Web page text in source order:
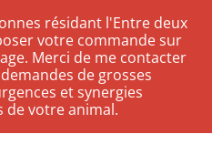
résidant l'Entre deux
votre commande sur
Merci de me contacter
de grosses
et synergies
de votre animal.